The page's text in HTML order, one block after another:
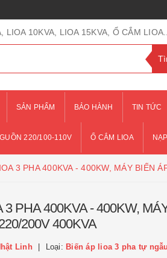
LIOA 10KVA, LIOA 15KVA, Ổ CẮM LIOA...
SẢN PHẨM BẢO HÀNH TIN TỨC
220/100-110V Ổ CẮM LIOA
3 PHA 400KVA - 400KW, MÁY BIẾN
3 PHA 400KVA - 400KW,
200V 400KVA
Linh Loại: Biến áp lioa 3 pha tự ngẫu